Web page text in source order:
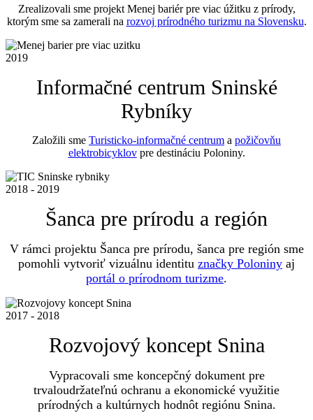
Zrealizovali sme projekt Menej bariér pre viac úžitku z prírody,
ktorým sme sa zamerali na rozvoj prírodného turizmu na Slovensku.
2019
Informačné centrum Sninské
Rybníky
Založili sme Turisticko-informačné centrum a požičovňu
elektrobicyklovpre destináciu Poloniny.
2018 - 2019
Šanca pre prírodu a región
V rámci projektu Šanca pre prírodu, šanca pre región sme
pomohli vytvoriť vizuálnu identitu značky Poloniny aj
portál o prírodnom turizme.
2017 - 2018
Rozvojový koncept Snina
Vypracovali sme koncepčný dokument pre
trvaloudržateľnú ochranu a ekonomické využitie
prírodných a kultúrnych hodnôt regiónu Snina.